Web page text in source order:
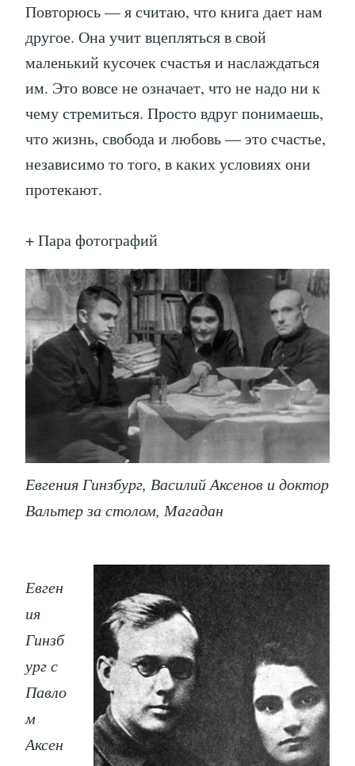
Повторюсь — я считаю, что книга дает нам
другое. Она учит вцепляться в свой
маленький кусочек счастья и наслаждаться
им. Это вовсе не означает, что не надо ни к
чему стремиться. Просто вдруг понимаешь,
что жизнь, свобода и любовь — это счастье,
независимо то того, в каких условиях они
протекают.
+ Пара фотографий
Евгения Гинзбург, Василий Аксенов и доктор
Вальтер за столом, Магадан
Евген
ия
Гинзб
ург с
Павло
м
Аксен